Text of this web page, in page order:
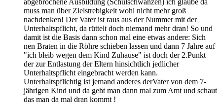
muss man über Zielstrebigkeit wohl nicht mehr groß
nachdenken! Der Vater ist raus aus der Nummer mit der
Unterhaltspflicht, da rüttelt doch niemand mehr dran! So und
damit ist die Basis dann schon mal eine etwas andere: Sich
nen Braten in die Röhre schieben lassen und dann 7 Jahre auf
"ich bleib wegen dem Kind Zuhause" ist doch der 2.Punkt
der zur Entlastung der Eltern hinsichtlich jedlicher
Unterhaltspflicht eingebracht werden kann.
Unterhaltspflichtig ist jemand anderes derVater von dem 7-
jährigen Kind und da geht man dann mal zum Amt und schaut
das man da mal dran kommt !